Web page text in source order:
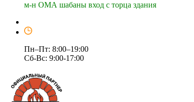
м-н ОМА шабаны вход с торца здания
Пн–Пт: 8:00–19:00
Сб-Вс: 9:00-17:00